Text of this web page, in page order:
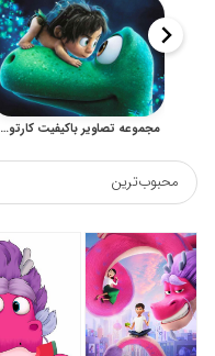
مجموعه تصاویر باکیفیت کارتون دایناسور خوب برای چاپ و طراحی کودکانه
محبوب‌ترین